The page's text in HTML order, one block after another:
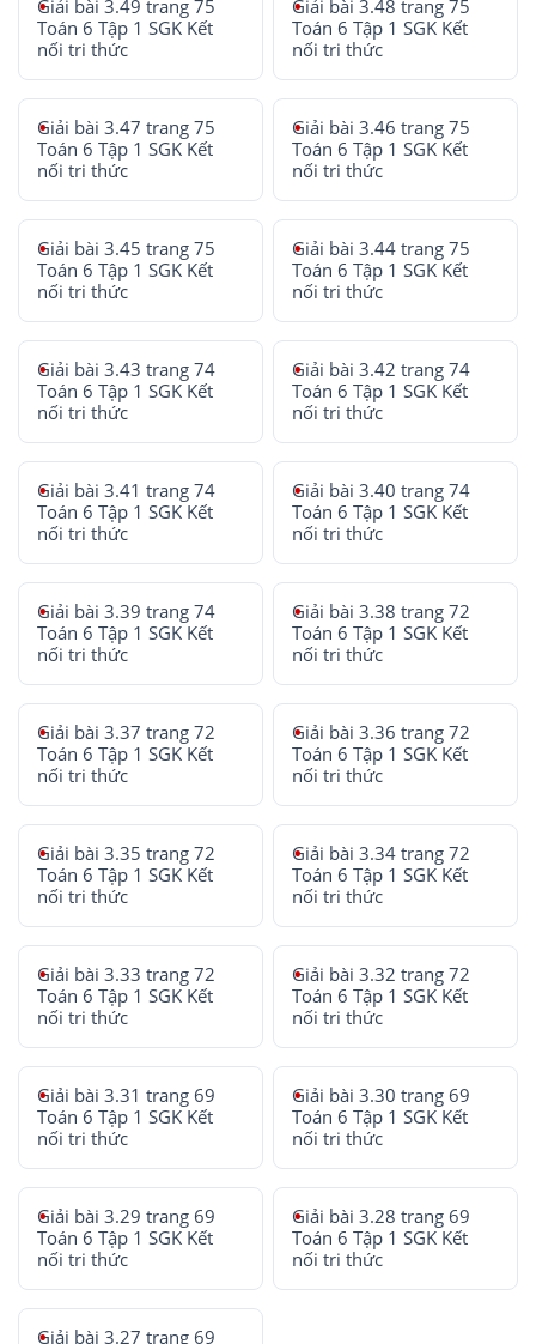
Giải bài 3.49 trang 75
Toán 6 Tập 1 SGK Kết
nối tri thức
Giải bài 3.48 trang 75
Toán 6 Tập 1 SGK Kết
nối tri thức
Giải bài 3.47 trang 75
Toán 6 Tập 1 SGK Kết
nối tri thức
Giải bài 3.46 trang 75
Toán 6 Tập 1 SGK Kết
nối tri thức
Giải bài 3.45 trang 75
Toán 6 Tập 1 SGK Kết
nối tri thức
Giải bài 3.44 trang 75
Toán 6 Tập 1 SGK Kết
nối tri thức
Giải bài 3.43 trang 74
Toán 6 Tập 1 SGK Kết
nối tri thức
Giải bài 3.42 trang 74
Toán 6 Tập 1 SGK Kết
nối tri thức
Giải bài 3.41 trang 74
Toán 6 Tập 1 SGK Kết
nối tri thức
Giải bài 3.40 trang 74
Toán 6 Tập 1 SGK Kết
nối tri thức
Giải bài 3.39 trang 74
Toán 6 Tập 1 SGK Kết
nối tri thức
Giải bài 3.38 trang 72
Toán 6 Tập 1 SGK Kết
nối tri thức
Giải bài 3.37 trang 72
Toán 6 Tập 1 SGK Kết
nối tri thức
Giải bài 3.36 trang 72
Toán 6 Tập 1 SGK Kết
nối tri thức
Giải bài 3.35 trang 72
Toán 6 Tập 1 SGK Kết
nối tri thức
Giải bài 3.34 trang 72
Toán 6 Tập 1 SGK Kết
nối tri thức
Giải bài 3.33 trang 72
Toán 6 Tập 1 SGK Kết
nối tri thức
Giải bài 3.32 trang 72
Toán 6 Tập 1 SGK Kết
nối tri thức
Giải bài 3.31 trang 69
Toán 6 Tập 1 SGK Kết
nối tri thức
Giải bài 3.30 trang 69
Toán 6 Tập 1 SGK Kết
nối tri thức
Giải bài 3.29 trang 69
Toán 6 Tập 1 SGK Kết
nối tri thức
Giải bài 3.28 trang 69
Toán 6 Tập 1 SGK Kết
nối tri thức
Giải bài 3.27 trang 69